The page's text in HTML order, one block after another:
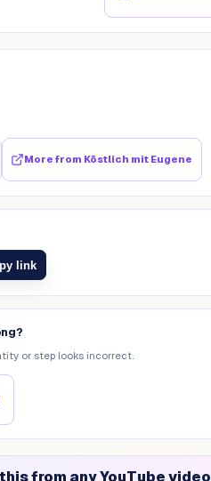
More from Köstlich mit Eugene
link
or step looks incorrect.
from any YouTube video